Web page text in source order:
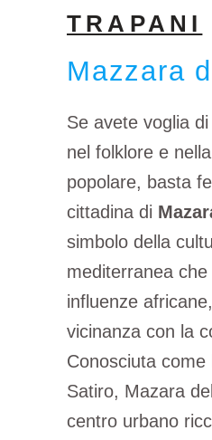
TRAPANI
Mazzara
Se avete voglia
nel folklore e
popolare, basta
cittadina di
simbolo della
mediterranea
influenze
vicinanza con la
Conosciuta come
Satiro, Mazara
centro urbano